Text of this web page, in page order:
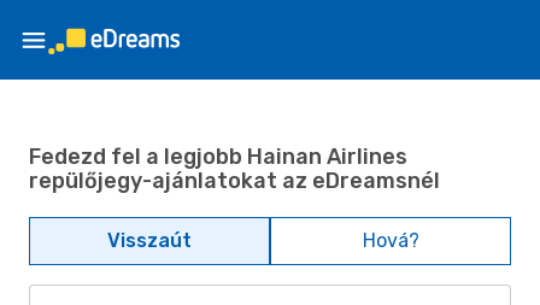
Fedezd fel a legjobb Hainan Airlines
repülőjegy-ajánlatokat az eDreamsnél
Visszaút Hová?